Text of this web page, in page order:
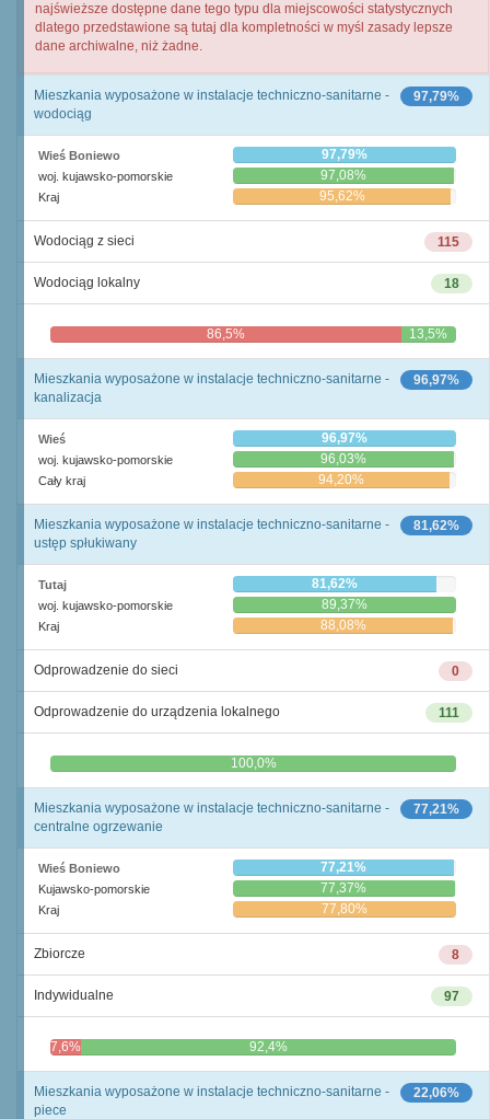
najświeższe dostępne dane tego typu dla miejscowości statystycznych
dlatego przedstawione są tutaj dla kompletności w myśl zasady lepsze
dane archiwalne, niż żadne.
97,79%
Mieszkania wyposażone w instalacje techniczno-sanitarne -
wodociąg
Wieś Boniewo 97,79%
woj. kujawsko-pomorskie 97,08%
Kraj 95,62%
115
Wodociąg z sieci
18
Wodociąg lokalny
86,5% 13,5%
96,97%
Mieszkania wyposażone w instalacje techniczno-sanitarne -
kanalizacja
Wieś 96,97%
woj. kujawsko-pomorskie 96,03%
Cały kraj 94,20%
81,62%
Mieszkania wyposażone w instalacje techniczno-sanitarne -
ustęp spłukiwany
Tutaj 81,62%
woj. kujawsko-pomorskie 89,37%
Kraj 88,08%
0
Odprowadzenie do sieci
111
Odprowadzenie do urządzenia lokalnego
0,0% 100,0%
77,21%
Mieszkania wyposażone w instalacje techniczno-sanitarne -
centralne ogrzewanie
Wieś Boniewo 77,21%
Kujawsko-pomorskie 77,37%
Kraj 77,80%
8
Zbiorcze
97
Indywidualne
7,6% 92,4%
22,06%
Mieszkania wyposażone w instalacje techniczno-sanitarne -
piece